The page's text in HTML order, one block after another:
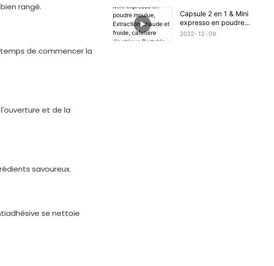
rangé.
temps de commencer la
l'ouverture et de la
savoureux.
se nettoie
rôtis, des grillades, sans
huile, 2022
Capsule 2 en 1 & Mini
expresso en poudre
moulue, Extraction chaude
2022 12 09